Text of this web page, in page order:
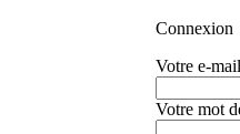
Connexion
Votre e-mail
Votre mot